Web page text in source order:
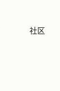
社区